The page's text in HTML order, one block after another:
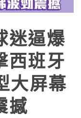
迷逼爆
西班牙
大屏幕
撼